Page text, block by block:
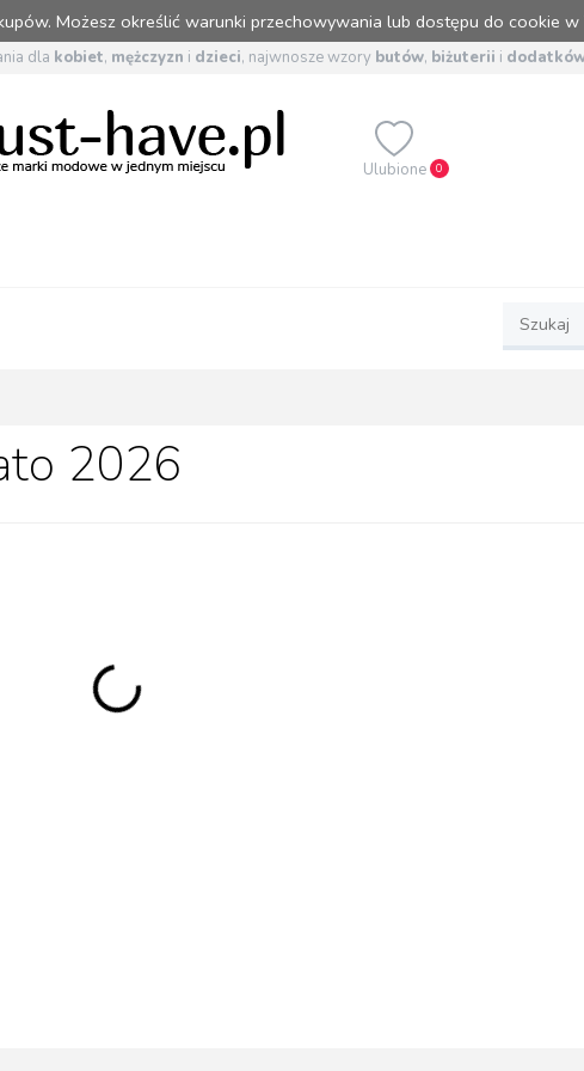
Możesz określić warunki przechowywania lub dostępu do cookie
dla kobiet, mężczyzn i dzieci, najwnosze wzory butów, biżuterii i
Ulubione 0
2026